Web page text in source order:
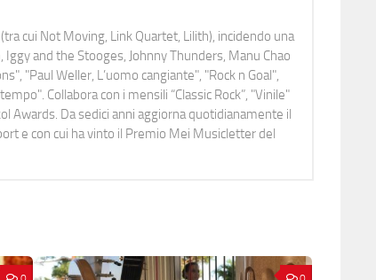
cui Not Moving, Link Quartet, Lilith), incidendo una
and the Stooges, Johnny Thunders, Manu Chao
"Paul Weller, L’uomo cangiante", "Rock n Goal",
Collabora con i mensili “Classic Rock”, "Vinile"
Awards. Da sedici anni aggiorna quotidianamente il
e con cui ha vinto il Premio Mei Musicletter del